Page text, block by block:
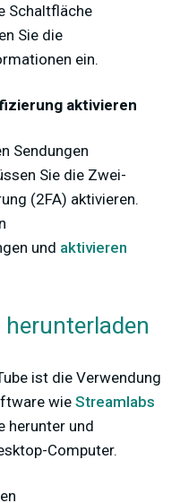
Schaltfläche
Sie die
ein.
aktivieren
Sendungen
Sie die Zwei-
(2FA) aktivieren.
und aktivieren
ist die Verwendung
wie Streamlabs
herunter und
Computer.